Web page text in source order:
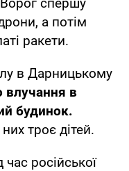
а потім
ракети.
в Дарницькому
влучання в
будинок.
троє дітей.
російської